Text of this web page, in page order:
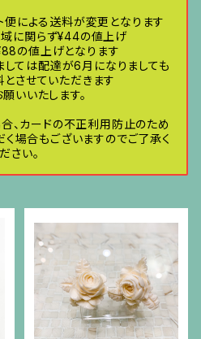
による送料が変更となります
に関らず¥44の値上げ
の値上げとなります
ては配達が6月になりましても
させていただきます
願いいたします。
、カードの不正利用防止のため
場合もございますのでご了承く
ださい。